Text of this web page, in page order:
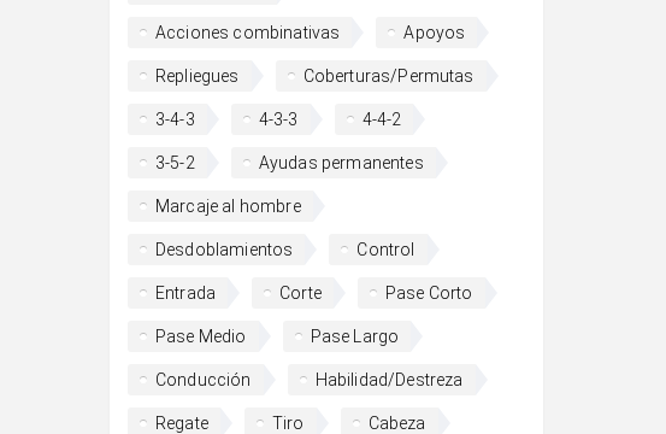
Acciones combinativas Apoyos
Repliegues Coberturas/Permutas
3-4-3 4-3-3 4-4-2
3-5-2 Ayudas permanentes
Marcaje al hombre
Desdoblamientos Control
Entrada Corte Pase Corto
Pase Medio Pase Largo
Conducción Habilidad/Destreza
Regate Tiro Cabeza